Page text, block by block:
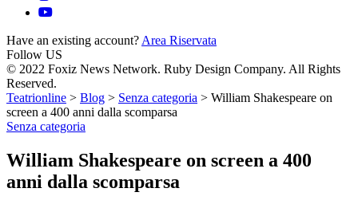
Have an existing account? Area Riservata
Follow US
© 2022 Foxiz News Network. Ruby Design Company. All Rights
Reserved.
Teatrionline > Blog > Senza categoria > William Shakespeare on
screen a 400 anni dalla scomparsa
Senza categoria
William Shakespeare on screen a 400
anni dalla scomparsa